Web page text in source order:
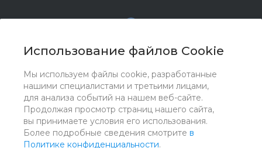
Использование файлов Cookie
Мы используем файлы cookie, разработанные
нашими специалистами и третьими лицами,
для анализа событий на нашем веб-сайте.
Продолжая просмотр страниц нашего сайта,
вы принимаете условия его использования.
Более подробные сведения смотрите в
Политике конфиденциальности.
© 2017 - 2026 ООО "Комплектстрой 41", Все права
защищены